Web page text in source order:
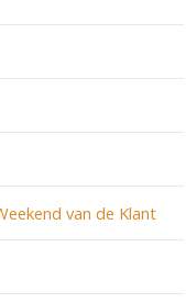
van de Klant